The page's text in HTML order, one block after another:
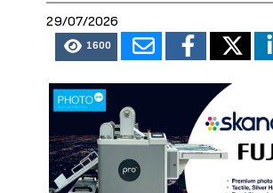
29/07/2026
1600